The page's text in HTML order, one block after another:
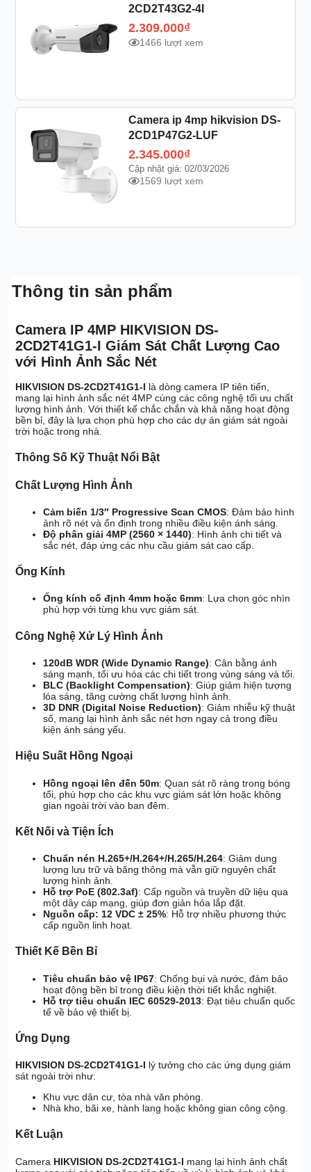
Thông tin sản phẩm
Camera IP 4MP HIKVISION DS-
2CD2T41G1-I Giám Sát Chất Lượng Cao
với Hình Ảnh Sắc Nét
HIKVISION DS-2CD2T41G1-I là dòng camera IP tiên tiến,
mang lại hình ảnh sắc nét 4MP cùng các công nghệ tối ưu chất
lượng hình ảnh. Với thiết kế chắc chắn và khả năng hoạt động
bền bỉ, đây là lựa chọn phù hợp cho các dự án giám sát ngoài
trời hoặc trong nhà.
Thông Số Kỹ Thuật Nổi Bật
Chất Lượng Hình Ảnh
Cảm biến 1/3″ Progressive Scan CMOS: Đảm bảo hình
ảnh rõ nét và ổn định trong nhiều điều kiện ánh sáng.
Độ phân giải 4MP (2560 × 1440): Hình ảnh chi tiết và
sắc nét, đáp ứng các nhu cầu giám sát cao cấp.
Ống Kính
Ống kính cố định 4mm hoặc 6mm: Lựa chọn góc nhìn
phù hợp với từng khu vực giám sát.
Công Nghệ Xử Lý Hình Ảnh
120dB WDR (Wide Dynamic Range): Cân bằng ánh
sáng mạnh, tối ưu hóa các chi tiết trong vùng sáng và tối.
BLC (Backlight Compensation): Giúp giảm hiện tượng
lóa sáng, tăng cường chất lượng hình ảnh.
3D DNR (Digital Noise Reduction): Giảm nhiễu kỹ thuật
số, mang lại hình ảnh sắc nét hơn ngay cả trong điều
kiện ánh sáng yếu.
Hiệu Suất Hồng Ngoại
Hồng ngoại lên đến 50m: Quan sát rõ ràng trong bóng
tối, phù hợp cho các khu vực giám sát lớn hoặc không
gian ngoài trời vào ban đêm.
Kết Nối và Tiện Ích
Chuẩn nén H.265+/H.264+/H.265/H.264: Giảm dung
lượng lưu trữ và băng thông mà vẫn giữ nguyên chất
lượng hình ảnh.
Hỗ trợ PoE (802.3af): Cấp nguồn và truyền dữ liệu qua
một dây cáp mạng, giúp đơn giản hóa lắp đặt.
Nguồn cấp: 12 VDC ± 25%: Hỗ trợ nhiều phương thức
cấp nguồn linh hoạt.
Thiết Kế Bền Bỉ
Tiêu chuẩn bảo vệ IP67: Chống bụi và nước, đảm bảo
hoạt động bền bỉ trong điều kiện thời tiết khắc nghiệt.
Hỗ trợ tiêu chuẩn IEC 60529-2013: Đạt tiêu chuẩn quốc
tế về bảo vệ thiết bị.
Ứng Dụng
HIKVISION DS-2CD2T41G1-I lý tưởng cho các ứng dụng giám
sát ngoài trời như:
Khu vực dân cư, tòa nhà văn phòng.
Nhà kho, bãi xe, hành lang hoặc không gian công cộng.
Kết Luận
Camera HIKVISION DS-2CD2T41G1-I mang lại hình ảnh chất
2CD2T43G2-4I
2.309.000₫
1466 lượt xem
Camera ip 4mp hikvision DS-
2CD1P47G2-LUF
2.345.000₫
Cập nhật giá: 02/03/2026
1569 lượt xem